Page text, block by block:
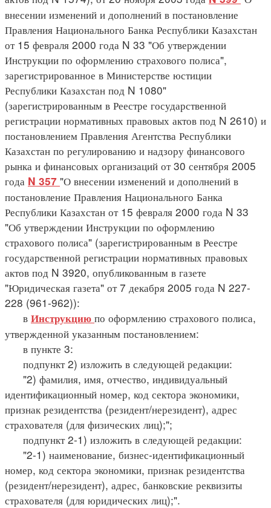
внесении изменений и дополнений в постановление
Правления Национального Банка Республики Казахстан
от 15 февраля 2000 года N 33 "Об утверждении
Инструкции по оформлению страхового полиса",
зарегистрированное в Министерстве юстиции
Республики Казахстан под N 1080"
(зарегистрированным в Реестре государственной
регистрации нормативных правовых актов под N 2610) и
постановлением Правления Агентства Республики
Казахстан по регулированию и надзору финансового
рынка и финансовых организаций от 30 сентября 2005
года N 357 "О внесении изменений и дополнений в
постановление Правления Национального Банка
Республики Казахстан от 15 февраля 2000 года N 33
"Об утверждении Инструкции по оформлению
страхового полиса" (зарегистрированным в Реестре
государственной регистрации нормативных правовых
актов под N 3920, опубликованным в газете
"Юридическая газета" от 7 декабря 2005 года N 227-
228 (961-962)):
в Инструкцию по оформлению страхового полиса,
утвержденной указанным постановлением:
в пункте 3:
подпункт 2) изложить в следующей редакции:
"2) фамилия, имя, отчество, индивидуальный
идентификационный номер, код сектора экономики,
признак резидентства (резидент/нерезидент), адрес
страхователя (для физических лиц);";
подпункт 2-1) изложить в следующей редакции:
"2-1) наименование, бизнес-идентификационный
номер, код сектора экономики, признак резидентства
(резидент/нерезидент), адрес, банковские реквизиты
страхователя (для юридических лиц);".